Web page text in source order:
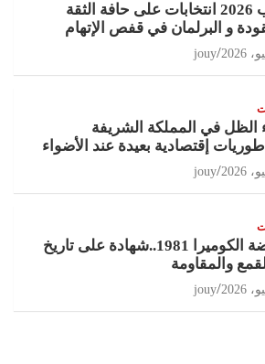
مغرب 2026 انتخابات على حافة الثقة
و البرلمان في قفص الإتهام
jouy
الظل في المملكة الشريفة
إقتصادية بعيدة عند الأضواء
jouy
انتفاضة الكوميرا 1981..شهادة على تاريخ
والمقاومة
jouy